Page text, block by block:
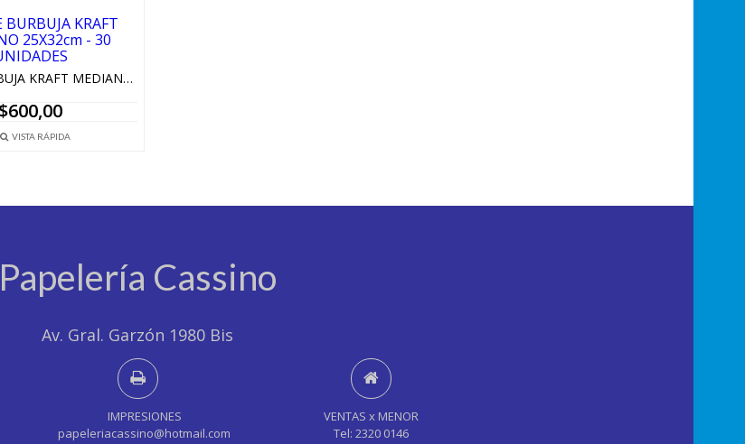
SOBRE BURBUJA KRAFT MEDIANO 25X32cm – 30 UNIDADES
$600,00
VISTA RÁPIDA
Papelería Cassino
Av. Gral. Garzón 1980 Bis
IMPRESIONES
papeleriacassino@hotmail.com
VENTAS x MENOR
Tel: 2320 0146